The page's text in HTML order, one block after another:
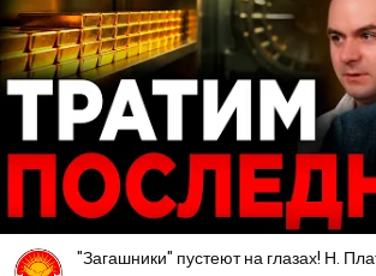
"Загашники" пустеют на глазах! Н.